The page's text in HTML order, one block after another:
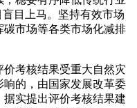
目上马。坚持有效市场
市场等各类市场化减排
考核结果受重大自然灾
的，由国家发展改革委
实提出评价考核结果建